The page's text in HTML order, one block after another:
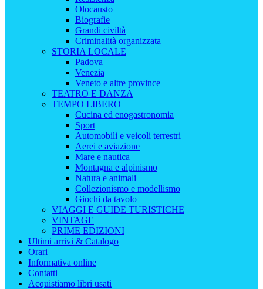
Olocausto
Biografie
Grandi civiltà
Criminalità organizzata
STORIA LOCALE
Padova
Venezia
Veneto e altre province
TEATRO E DANZA
TEMPO LIBERO
Cucina ed enogastronomia
Sport
Automobili e veicoli terrestri
Aerei e aviazione
Mare e nautica
Montagna e alpinismo
Natura e animali
Collezionismo e modellismo
Giochi da tavolo
VIAGGI E GUIDE TURISTICHE
VINTAGE
PRIME EDIZIONI
Ultimi arrivi & Catalogo
Orari
Informativa online
Contatti
Acquistiamo libri usati